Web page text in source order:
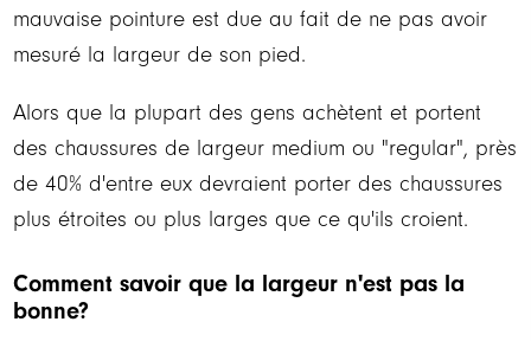
mauvaise pointure est due au fait de ne pas avoir
mesuré la largeur de son pied.
Alors que la plupart des gens achètent et portent
des chaussures de largeur medium ou "regular", près
de 40% d'entre eux devraient porter des chaussures
plus étroites ou plus larges que ce qu'ils croient.
Comment savoir que la largeur n'est pas la
bonne?